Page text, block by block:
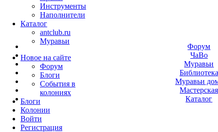
Инструменты
Наполнители
Каталог
antclub.ru
Муравьи
Новое на сайте
Форум
Блоги
События в
колониях
Блоги
Колонии
Войти
Peгиcтpaция
Форум
ЧаВо
Муравьи
Библиотека
Муравьи
Мастерская
Каталог